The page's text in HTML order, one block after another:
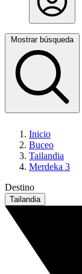
Mostrar búsqueda
Inicio
Buceo
Tailandia
Merdeka 3
Destino
Tailandia